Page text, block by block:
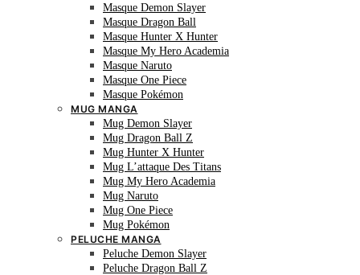
Masque Demon Slayer
Masque Dragon Ball
Masque Hunter X Hunter
Masque My Hero Academia
Masque Naruto
Masque One Piece
Masque Pokémon
MUG MANGA
Mug Demon Slayer
Mug Dragon Ball Z
Mug Hunter X Hunter
Mug L’attaque Des Titans
Mug My Hero Academia
Mug Naruto
Mug One Piece
Mug Pokémon
PELUCHE MANGA
Peluche Demon Slayer
Peluche Dragon Ball Z